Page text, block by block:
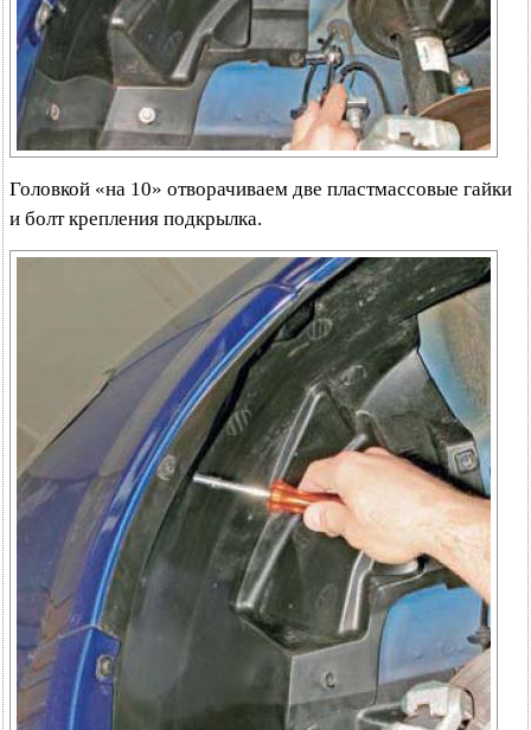
Головкой «на 10» отворачиваем две пластмассовые гайки
и болт крепления подкрылка.